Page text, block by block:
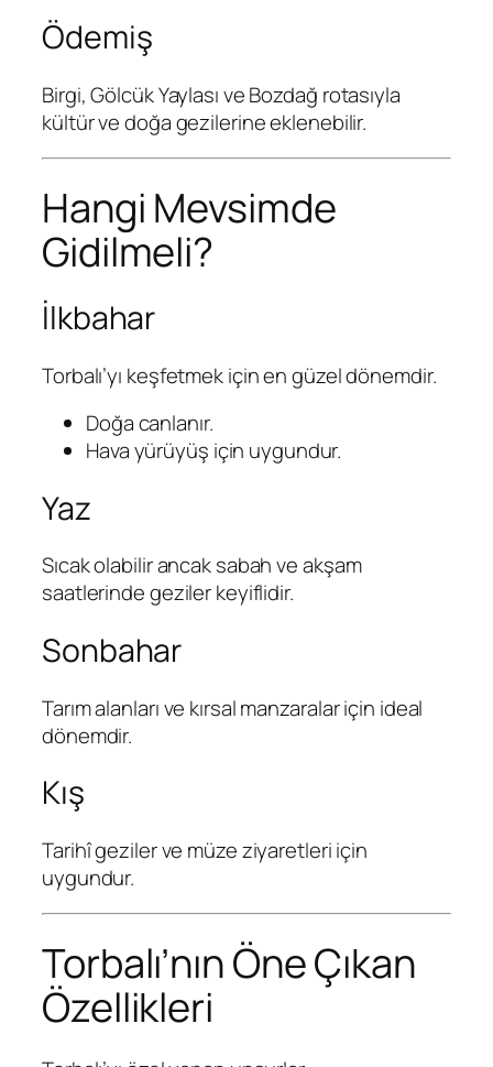
Ödemiş
Birgi, Gölcük Yaylası ve Bozdağ rotasıyla
kültür ve doğa gezilerine eklenebilir.
Hangi Mevsimde
Gidilmeli?
İlkbahar
Torbalı’yı keşfetmek için en güzel dönemdir.
Doğa canlanır.
Hava yürüyüş için uygundur.
Yaz
Sıcak olabilir ancak sabah ve akşam
saatlerinde geziler keyiflidir.
Sonbahar
Tarım alanları ve kırsal manzaralar için ideal
dönemdir.
Kış
Tarihî geziler ve müze ziyaretleri için
uygundur.
Torbalı’nın Öne Çıkan
Özellikleri